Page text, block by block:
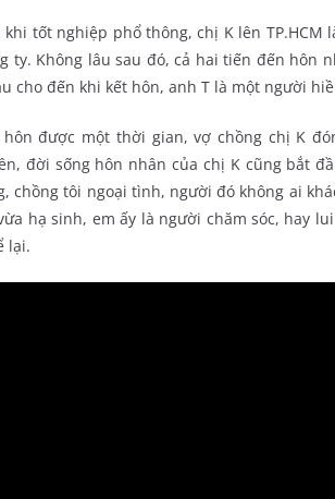
khi tốt nghiệp phổ thông, chị K lên
ty. Không lâu sau đó, cả hai tiến đến hôn
cho đến khi kết hôn, anh T là một người
hôn được một thời gian, vợ chồng chị K
đời sống hôn nhân của chị K cũng bắt
chồng tôi ngoại tình, người đó không ai
hạ sinh, em ấy là người chăm sóc, hay
lại.